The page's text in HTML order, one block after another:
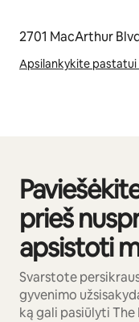
2701 MacArthur
Apsilankykite
prieš
apsistoti
Svarstote
gyvenimo
ką gali pasiūlyti
0 iš 0